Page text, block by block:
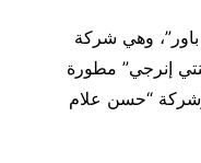
باور”، وهي شركة
إنرجي” مطورة
“حسن علام